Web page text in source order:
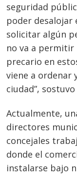
seguridad
poder desalojar
solicitar algún
no va a
precario en
viene a ordenar
ciudad”,
Actualmente,
directores
concejales
donde el
instalarse bajo